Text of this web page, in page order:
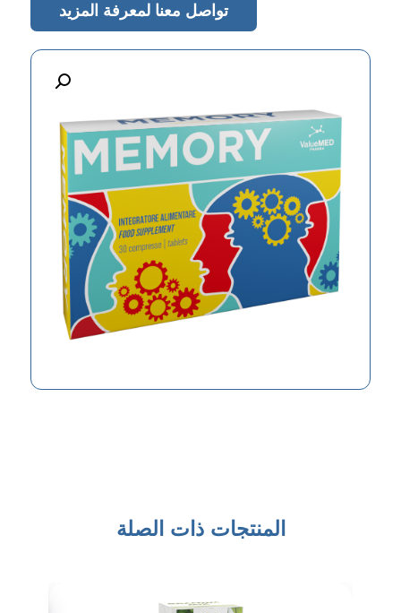
تواصل معنا لمعرفة المزيد
المنتجات ذات الصلة